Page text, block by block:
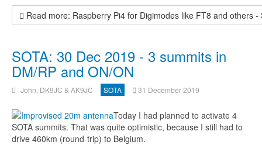
Read more: Raspberry Pi4 for Digimodes like FT8 and others -
SOTA: 30 Dec 2019 - 3 summits in
DM/RP and ON/ON
John, DK9JC & AK9JC SOTA 31 December 2019
Today I had planned to activate 4
SOTA summits. That was quite optimistic, because I still had to
drive 460km (round-trip) to Belgium.